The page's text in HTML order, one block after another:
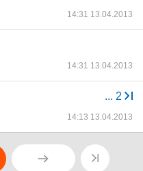
14:31 13.04.2013
14:31 13.04.2013
... 2
14:13 13.04.2013